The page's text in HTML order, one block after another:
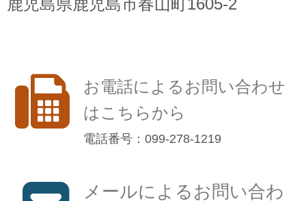
鹿児島県鹿児島市春山町1605-2
お電話によるお問い合わせ
はこちらから
電話番号：099-278-1219
メールによるお問い合わ